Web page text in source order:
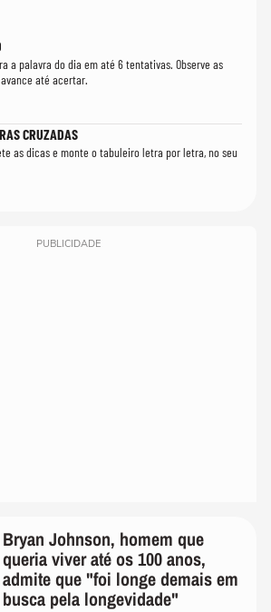
a palavra do dia em até 6 tentativas. Observe as
até acertar.
CRUZADAS
as dicas e monte o tabuleiro letra por letra, no seu
PUBLICIDADE
Bryan Johnson, homem que
queria viver até os 100 anos,
admite que "foi longe demais em
busca pela longevidade"